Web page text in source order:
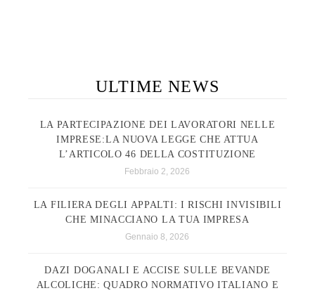
ULTIME NEWS
LA PARTECIPAZIONE DEI LAVORATORI NELLE
IMPRESE:LA NUOVA LEGGE CHE ATTUA
L’ARTICOLO 46 DELLA COSTITUZIONE
Febbraio 2, 2026
LA FILIERA DEGLI APPALTI: I RISCHI INVISIBILI
CHE MINACCIANO LA TUA IMPRESA
Gennaio 8, 2026
DAZI DOGANALI E ACCISE SULLE BEVANDE
ALCOLICHE: QUADRO NORMATIVO ITALIANO E